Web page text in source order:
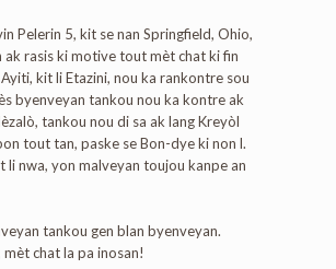
Pelerin 5, kit se nan Springfield, Ohio,
ak rasis ki motive tout mèt chat ki fin
kit li Etazini, nou ka rankontre sou
byenveyan tankou nou ka kontre ak
tankou nou di sa ak lang Kreyòl
tout tan, paske se Bon-dye ki non l.
li nwa, yon malveyan toujou kanpe an
tankou gen blan byenveyan.
chat la pa inosan!